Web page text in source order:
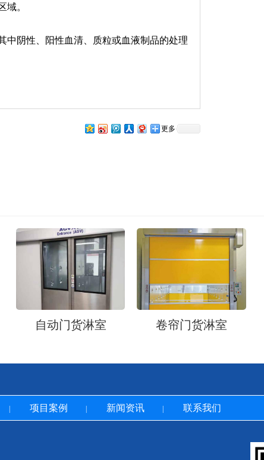
域。
中阴性、阳性血清、质粒或血液制品的处理
更多
自动门货淋室 卷帘门货淋室
项目案例 新闻资讯 联系我们